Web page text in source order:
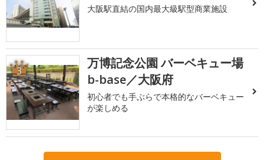
大阪駅直結の国内最大級駅型商業施設
3
万博記念公園 バーベキュー場
b-base／大阪府
初心者でも手ぶらで本格的なバーベキュー
が楽しめる